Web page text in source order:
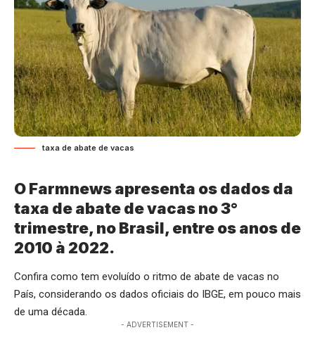
taxa de abate de vacas
O Farmnews apresenta os dados da
taxa de abate de vacas no 3°
trimestre, no Brasil, entre os anos de
2010 à 2022.
Confira como tem evoluído o ritmo de abate de vacas no
País, considerando os dados oficiais do IBGE, em pouco mais
de uma década.
- ADVERTISEMENT -